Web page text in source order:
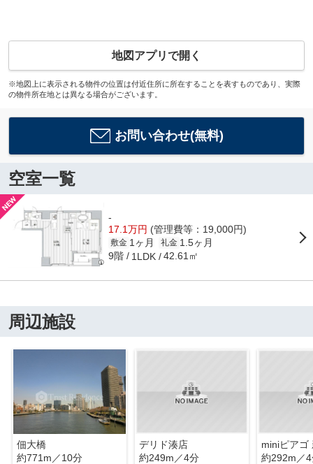
地図アプリで開く
※地図上に表示される物件の位置は付近住所に所在することを表すものであり、実際
の物件所在地とは異なる場合がございます。
お問い合わせ(無料)
空室一覧
-
17.1万円 (管理費等：19,000円)
敷金 1ヶ月 礼金 1.5ヶ月
9階 1LDK 42.61㎡
周辺施設
佃大橋
約771m／10分
デリド湊店
約249m／4分
miniピアゴ
約292m／